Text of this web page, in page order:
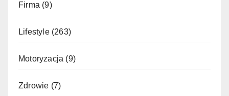
Firma (9)
Lifestyle(263)
Motoryzacja (9)
Zdrowie (7)